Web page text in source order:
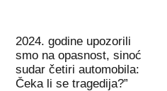
2024. godine upozorili
smo na opasnost, sinoć
sudar četiri automobila:
Čeka li se tragedija?”